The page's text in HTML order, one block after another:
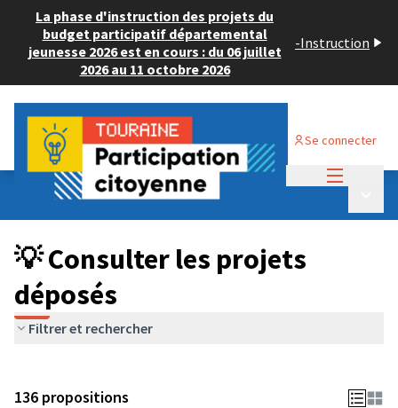
La phase d'instruction des projets du
budget participatif départemental
jeunesse 2026 est en cours : du 06 juillet
2026 au 11 octobre 2026
-Instruction
Se connecter
Budget Participatif JEUNESSE 2024
💡 Consulter les projets déposés
💡 Consulter les projets
déposés
Filtrer et rechercher
136 propositions